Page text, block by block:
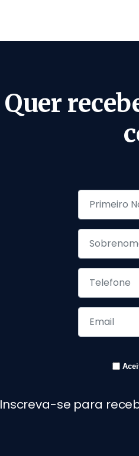
Quer
Inscreva-se para